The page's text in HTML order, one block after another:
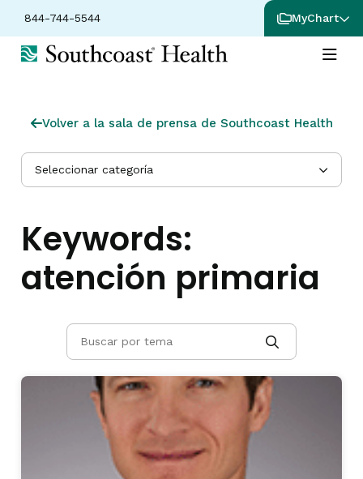
844-744-5544 MyChart
Volver a la sala de prensa de Southcoast Health
Seleccionar categoría
Keywords:
atención primaria